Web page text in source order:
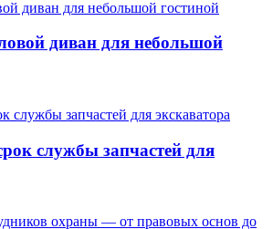
диван для небольшой
службы запчастей для